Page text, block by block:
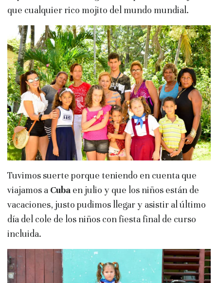
que cualquier rico mojito del mundo mundial.
Tuvimos suerte porque teniendo en cuenta que
viajamos a Cuba en julio y que los niños están de
vacaciones, justo pudimos llegar y asistir al último
día del cole de los niños con fiesta final de curso
incluida.